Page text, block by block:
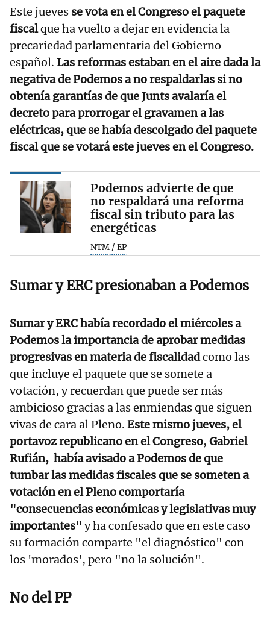
Este jueves se vota en el Congreso el paquete
fiscalque ha vuelto a dejar en evidencia la
precariedad parlamentaria del Gobierno
español. Las reformas estaban en el aire dada la
negativa de Podemos a no respaldarlas si no
obtenía garantías de que Junts avalaría el
decreto para prorrogar el gravamen a las
eléctricas, que se había descolgado del paquete
fiscal que se votará este jueves en el Congreso.
Podemos advierte de que
no respaldará una reforma
fiscal sin tributo para las
energéticas
NTM / EP
Sumar y ERC presionaban a Podemos
Sumar y ERC había recordado el miércoles a
Podemos la importancia de aprobar medidas
progresivas en materia de fiscalidadcomo las
que incluye el paquete que se somete a
votación, y recuerdan que puede ser más
ambicioso gracias a las enmiendas que siguen
vivas de cara al Pleno. Este mismo jueves, el
portavoz republicano en el Congreso, Gabriel
Rufián, había avisado a Podemos de que
tumbar las medidas fiscales que se someten a
votación en el Pleno comportaría
"consecuencias económicas y legislativas muy
importantes" y ha confesado que en este caso
su formación comparte "el diagnóstico" con
los 'morados', pero "no la solución".
No del PP